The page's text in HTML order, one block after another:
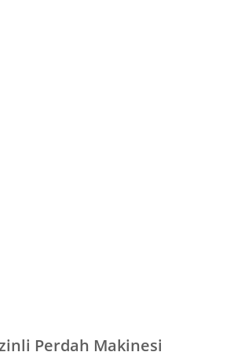
Perdah Makinesi